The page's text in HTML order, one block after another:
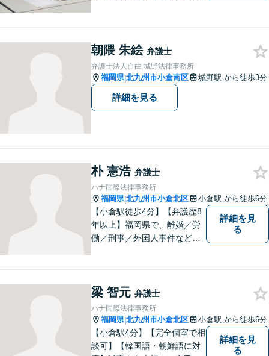
面を乗り越える手助けをして
まいります。まずはお気軽に
ご相談ください。
朝隈 朱絵 弁護士
弁護士法人自由 城野法律事務所
福岡県|北九州市小倉南区 城野駅 から徒歩3分
詳細を見る
朴 憲浩 弁護士
ハナ国際法律事務所
福岡県|北九州市小倉北区 小倉駅 から徒歩6分
【小倉駅徒歩4分】【弁護歴8
年以上】福岡県で、離婚／労
働／刑事／外国人事件などに
会話のキャッチボールを積み
重ねながら解決へと動いてま
いります。【韓国語対応可】
詳細を見
る
梁 智元 弁護士
ハナ国際法律事務所
福岡県|北九州市小倉北区 小倉駅 から徒歩6分
【小倉駅4分】【完全個室で相
談可】【韓国語・朝鮮語に対
詳細を見
る